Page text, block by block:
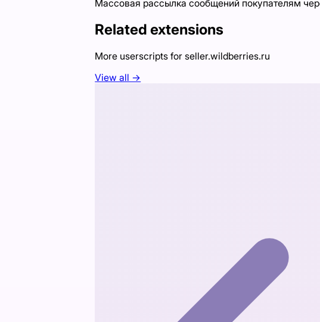
Массовая рассылка сообщений покупателям
Related extensions
More userscripts for seller.wildberries.ru
View all →